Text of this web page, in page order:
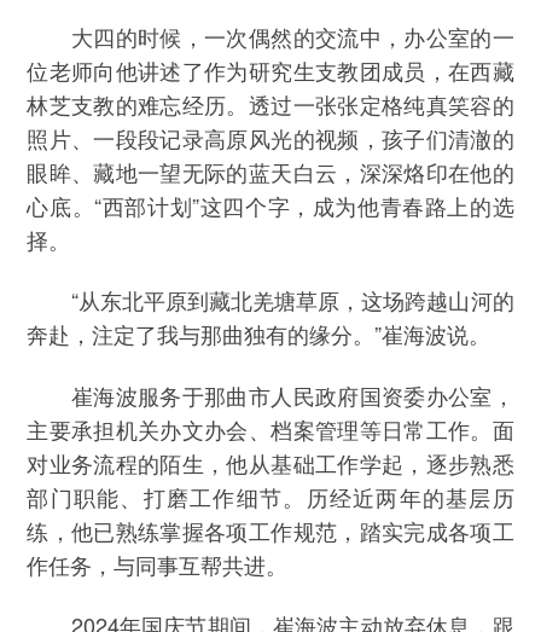
大四的时候，一次偶然的交流中，办公室的一
位老师向他讲述了作为研究生支教团成员，在西藏
林芝支教的难忘经历。透过一张张定格纯真笑容的
照片、一段段记录高原风光的视频，孩子们清澈的
眼眸、藏地一望无际的蓝天白云，深深烙印在他的
心底。“西部计划”这四个字，成为他青春路上的选
择。
“从东北平原到藏北羌塘草原，这场跨越山河的
奔赴，注定了我与那曲独有的缘分。”崔海波说。
崔海波服务于那曲市人民政府国资委办公室，
主要承担机关办文办会、档案管理等日常工作。面
对业务流程的陌生，他从基础工作学起，逐步熟悉
部门职能、打磨工作细节。历经近两年的基层历
练，他已熟练掌握各项工作规范，踏实完成各项工
作任务，与同事互帮共进。
2024年国庆节期间，崔海波主动放弃休息，跟